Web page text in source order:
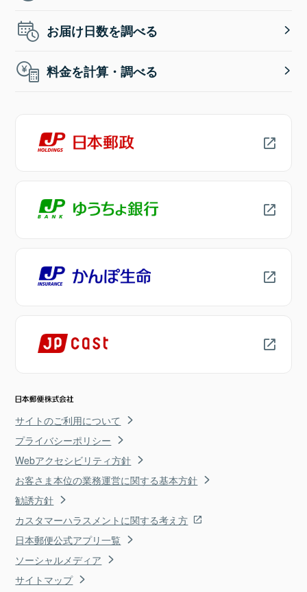
お届け日数を調べる
料金を計算・調べる
サイトのご利用について
プライバシーポリシー
Webアクセシビリティ方針
お客さま本位の業務運営に関する基本方針
勧誘方針
カスタマーハラスメントに関する考え方
日本郵便公式アプリ一覧
ソーシャルメディア
サイトマップ